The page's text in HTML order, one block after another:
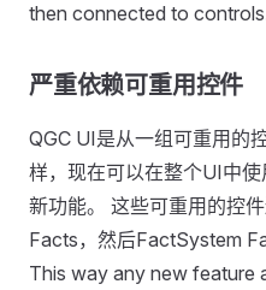
then connected to
严重依赖可重用控件
QGC UI是从一组可重用的
样，现在可以在整个UI中
新功能。 这些可重用的控
Facts，然后FactSystem
This way any new feature